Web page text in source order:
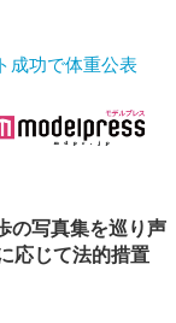
成功で体重公表
の写真集を巡り声
応じて法的措置